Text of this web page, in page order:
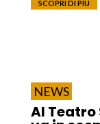
SCOPRI DI PIÙ
NEWS
Al Teatro